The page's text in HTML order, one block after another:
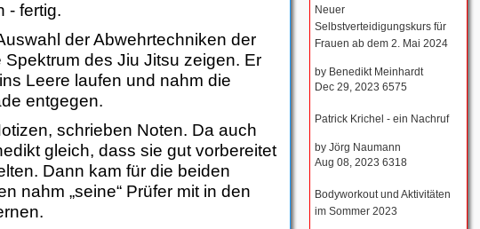
- fertig.
der Abwehrtechniken der
des Jiu Jitsu zeigen. Er
Leere laufen und nahm die
entgegen.
schrieben Noten. Da auch
gleich, dass sie gut vorbereitet
Dann kam für die beiden
nahm „seine“ Prüfer mit in den
Neuer
Selbstverteidigungskurs für
Frauen ab dem 2. Mai 2024
by Benedikt Meinhardt
Dec 29, 2023 6575
Patrick Krichel - ein Nachruf
by Jörg Naumann
Aug 08, 2023 6318
Bodyworkout und Aktivitäten
im Sommer 2023